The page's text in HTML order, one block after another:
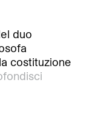
duo
costituzione